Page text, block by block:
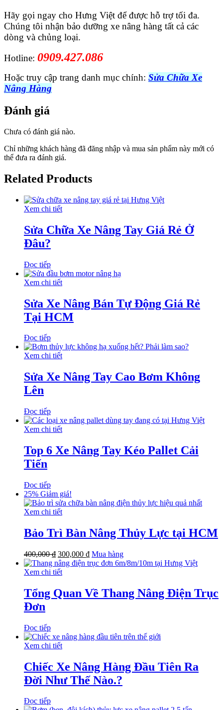
Hãy gọi ngay cho Hưng Việt để được hỗ trợ tối đa.
Chúng tôi nhận bảo dưỡng xe nâng hàng tất cả các
dòng và chủng loại.
Hotline: 0909.427.086
Hoặc truy cập trang danh mục chính: Sửa Chữa Xe
Nâng Hàng
Đánh giá
Chưa có đánh giá nào.
Chỉ những khách hàng đã đăng nhập và mua sản phẩm này mới có
thể đưa ra đánh giá.
Related Products
Xem chi tiết
Sửa Chữa Xe Nâng Tay Giá Rẻ Ở
Đâu?
Đọc tiếp
Xem chi tiết
Sửa Xe Nâng Bán Tự Động Giá Rẻ
Tại HCM
Đọc tiếp
Xem chi tiết
Sửa Xe Nâng Tay Cao Bơm Không
Lên
Đọc tiếp
Xem chi tiết
Top 6 Xe Nâng Tay Kéo Pallet Cải
Tiến
Đọc tiếp
25% Giảm giá!
Xem chi tiết
Bảo Trì Bàn Nâng Thủy Lực tại HCM
400,000₫ 300,000 ₫ Mua hàng
Xem chi tiết
Tổng Quan Về Thang Nâng Điện Trục
Đơn
Đọc tiếp
Xem chi tiết
Chiếc Xe Nâng Hàng Đầu Tiên Ra
Đời Như Thế Nào.?
Đọc tiếp